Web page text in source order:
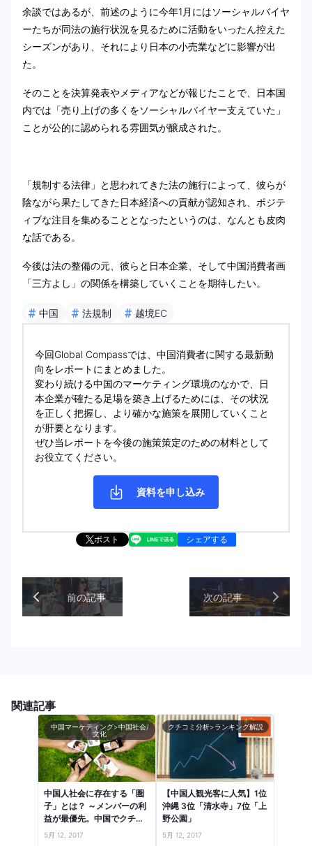
余談ではあるが、前述のように今年1月にはソーシャルバイヤ
ーたちが同法の施行状況を見るために活動をいったん控えた
シーズンがあり、それにより日本の小売業などに影響が出
た。
そのことを決算発表やメディアなどが報じたことで、日本国
内では「売り上げの多くをソーシャルバイヤー支えていた」
ことが公的に認められる雰囲気が醸成された。
「規制する法律」と思われてきた法の施行によって、彼らが
陰ながら果たしてきた日本経済への貢献が認知され、ポジテ
ィブな注目を集めることとなったというのは、なんとも皮肉
な話である。
今後は法の整備の元、彼らと日本企業、そして中国消費者画
「三方よし」の関係を構築していくことを期待したい。
# 中国 # 法規制 # 越境EC
今回Global Compassでは、中国消費者に関する最新動
向をレポートにまとめました。
変わり続ける中国のマーケティング環境のなかで、日
本企業が確たる足場を築き上げるためには、その状況
を正しく把握し、より確かな施策を展開していくこと
が肝要となります。
ぜひ当レポートを今後の施策策定のための材料として
お役立てください。
資料を申し込み
ポスト シェアする
前の記事 次の記事
関連記事
中国マーケティング>中国社会/
文化
中国人社会に存在する「圏
子」とは？ ～メンバーの利
益が最優先。中国でクチコ
ミが共有される社会的背景
5月 12, 2017
クチコミ分析>ランキング解説
【中国人観光客に人気】1位
沖縄 3位「清水寺」7位「上
野公園」
5月 12, 2017